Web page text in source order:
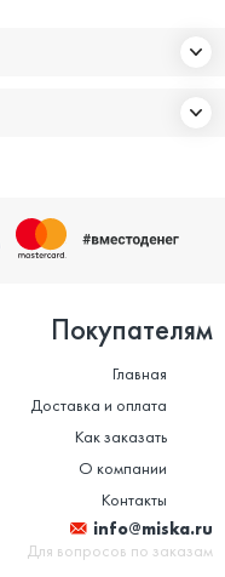
Покупателям
Главная
Доставка и оплата
Как заказать
О компании
Контакты
info@miska.ru
Для вопросов по заказам